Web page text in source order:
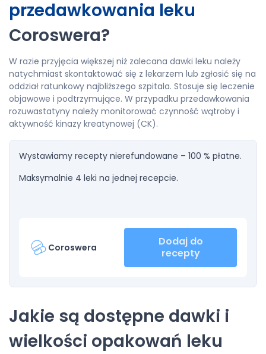
przedawkowania leku
Coroswera?
W razie przyjęcia większej niż zalecana dawki leku należy
natychmiast skontaktować się z lekarzem lub zgłosić się na
oddział ratunkowy najbliższego szpitala. Stosuje się leczenie
objawowe i podtrzymujące. W przypadku przedawkowania
rozuwastatyny należy monitorować czynność wątroby i
aktywność kinazy kreatynowej (CK).
Wystawiamy recepty nierefundowane – 100 % płatne.
Maksymalnie 4 leki na jednej recepcie.
Coroswera
Dodaj do
recepty
Jakie są dostępne dawki i
wielkości opakowań leku